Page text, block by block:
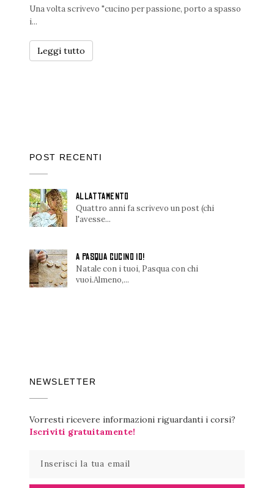
Una volta scrivevo "cucino per passione, porto a spasso
i...
Leggi tutto
POST RECENTI
ALLATTAMENTO
Quattro anni fa scrivevo un post (chi
l'avesse...
A PASQUA CUCINO IO!
Natale con i tuoi, Pasqua con chi
vuoi.Almeno,...
NEWSLETTER
Vorresti ricevere informazioni riguardanti i corsi?
Iscriviti gratuitamente!